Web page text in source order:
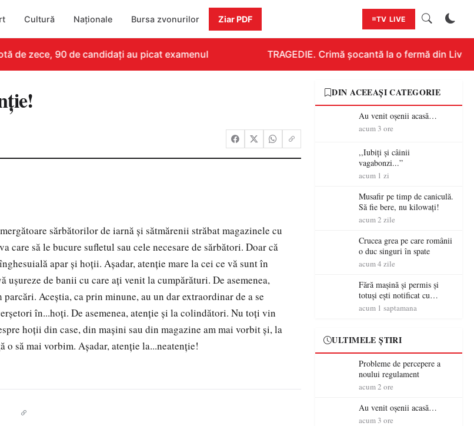
Cultură Naționale Bursa zvonurilor Ziar PDF TV LIVE
de zece, 90 de candidați au picat examenul TRAGEDIE. Crimă șocantă la o fermă din
sărbătorilor de iarnă și sătmărenii străbat magazinele cu
care să le bucure sufletul sau cele necesare de sărbători. Doar că
apar și hoții. Așadar, atenție mare la cei ce vă sunt în
ușureze de banii cu care ați venit la cumpărături. De asemenea,
Aceștia, ca prin minune, au un dar extraordinar de a se
în...hoți. De asemenea, atenție și la colindători. Nu toți vin
hoții din case, din mașini sau din magazine am mai vorbit și, la
o să mai vorbim. Așadar, atenție la...neatenție!
DIN ACEEAȘI CATEGORIE
Au venit oșenii acasă…
acum 3 ore
,,Iubiți și câinii
vagabonzi...”
acum 1 zi
Musafir pe timp de caniculă.
Să fie bere, nu kilowați!
acum 2 zile
Crucea grea pe care românii
o duc singuri în spate
acum 4 zile
Fără mașină și permis și
totuși ești notificat cu
amenzi rutiere…
acum 1 saptamana
ULTIMELE ȘTIRI
Probleme de percepere a
noului regulament
acum 2 ore
Au venit oșenii acasă…
acum 3 ore